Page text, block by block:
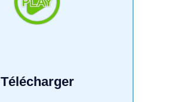
Télécharger